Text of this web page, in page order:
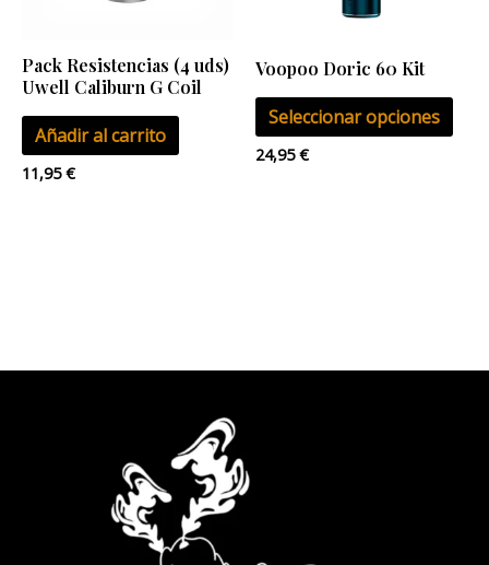
Pack Resistencias (4 uds)
Uwell Caliburn G Coil
Añadir al carrito
11,95€
Voopoo Doric 60 Kit
Seleccionar opciones
en
24,95€